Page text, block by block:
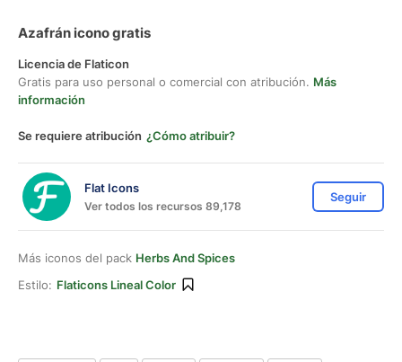
Azafrán icono gratis
Licencia de Flaticon
Gratis para uso personal o comercial con atribución. Más
información
Se requiere atribución ¿Cómo atribuir?
Flat Icons
Ver todos los recursos 89,178
Seguir
Más iconos del pack Herbs And Spices
Estilo: Flaticons Lineal Color